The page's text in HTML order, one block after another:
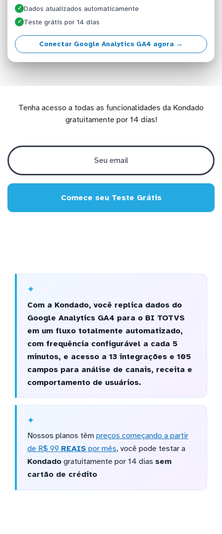
✓ Dados atualizados automaticamente
✓ Teste grátis por 14 dias
Conectar Google Analytics GA4 agora →
Tenha acesso a todas as funcionalidades da Kondado
gratuitamente por 14 dias!
Comece seu Teste Grátis
Com a Kondado, você replica dados do
Google Analytics GA4 para o BI TOTVS
em um fluxo totalmente automatizado,
com frequência configurável a cada 5
minutos, e acesso a 13 integrações e 105
campos para análise de canais, receita e
comportamento de usuários.
Nossos planos têm preços começando a partir
de R$ 99 REAIS por mês, você pode testar a
Kondadogratuitamente por 14 dias sem
cartão de crédito